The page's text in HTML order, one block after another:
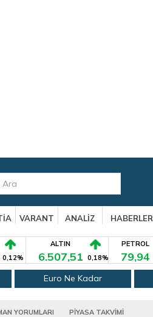
VARANT ANALİZ HABERLER
0,12%
ALTIN
6.507,51 0,18%
PETROL
79,94
Euro Ne Kadar
YORUMLARI PİYASA TAKVİMİ